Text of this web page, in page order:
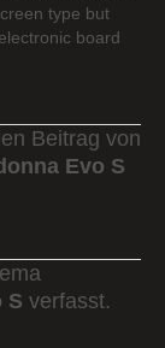
type but
board
Beitrag von
Evo S
S verfasst.